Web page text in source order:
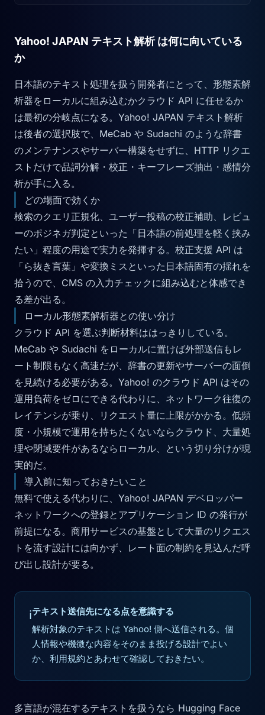
Yahoo! JAPAN テキスト解析 は何に向いている
か
日本語のテキスト処理を扱う開発者にとって、形態素解
析器をローカルに組み込むかクラウド API に任せるか
は最初の分岐点になる。Yahoo! JAPAN テキスト解析
は後者の選択肢で、MeCab や Sudachi のような辞書
のメンテナンスやサーバー構築をせずに、HTTP リクエ
ストだけで品詞分解・校正・キーフレーズ抽出・感情分
析が手に入る。
どの場面で効くか
検索のクエリ正規化、ユーザー投稿の校正補助、レビュ
ーのポジネガ判定といった「日本語の前処理を軽く挟み
たい」程度の用途で実力を発揮する。校正支援 API は
「ら抜き言葉」や変換ミスといった日本語固有の揺れを
拾うので、CMS の入力チェックに組み込むと体感でき
る差が出る。
ローカル形態素解析器との使い分け
クラウド API を選ぶ判断材料ははっきりしている。
MeCab や Sudachi をローカルに置けば外部送信もレ
ート制限もなく高速だが、辞書の更新やサーバーの面倒
を見続ける必要がある。Yahoo! のクラウド API はその
運用負荷をゼロにできる代わりに、ネットワーク往復の
レイテンシが乗り、リクエスト量に上限がかかる。低頻
度・小規模で運用を持ちたくないならクラウド、大量処
理や閉域要件があるならローカル、という切り分けが現
実的だ。
導入前に知っておきたいこと
無料で使える代わりに、Yahoo! JAPAN デベロッパー
ネットワークへの登録とアプリケーション ID の発行が
前提になる。商用サービスの基盤として大量のリクエス
トを流す設計には向かず、レート面の制約を見込んだ呼
び出し設計が要る。
ℹ️テキスト送信先になる点を意識する
解析対象のテキストは Yahoo! 側へ送信される。個
人情報や機微な内容をそのまま投げる設計でよい
か、利用規約とあわせて確認しておきたい。
多言語が混在するテキストを扱うなら Hugging Face